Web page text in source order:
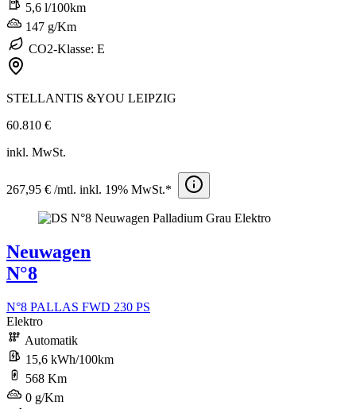
5,6 l/100km
147 g/Km
CO2-Klasse: E
STELLANTIS &YOU LEIPZIG
60.810 €
inkl. MwSt.
267,95 € /mtl. inkl. 19% MwSt.*
Neuwagen
N°8
N°8 PALLAS FWD 230 PS
Elektro
Automatik
15,6 kWh/100km
568 Km
0 g/Km